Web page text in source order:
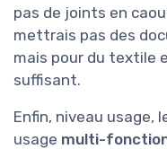
pas de joints en
mettrais pas des
mais pour du textile
suffisant.
Enfin, niveau usage,
usage multi-